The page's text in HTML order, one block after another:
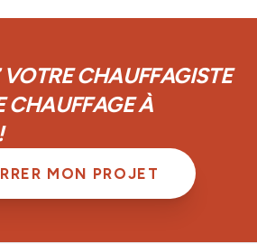
CHAUFFAGISTE
CHAUFFAGE À
MON PROJET